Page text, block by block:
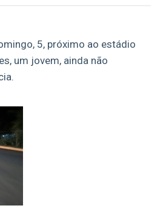
5, próximo ao estádio
um jovem, ainda não